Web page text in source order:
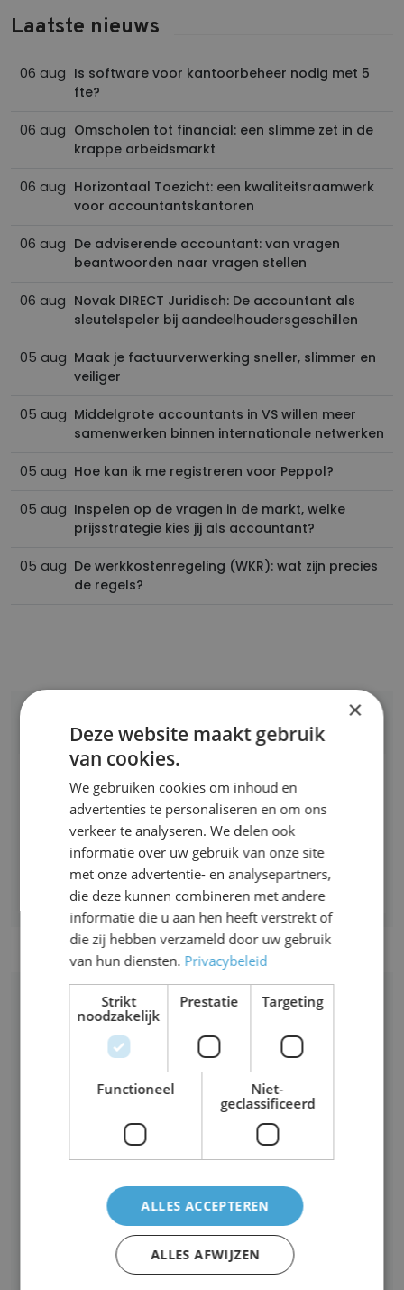
Laatste nieuws
06 aug Is software voor kantoorbeheer nodig met 5
fte?
06 aug Omscholen tot financial: een slimme zet in de
krappe arbeidsmarkt
06 aug Horizontaal Toezicht: een kwaliteitsraamwerk
voor accountantskantoren
06 aug De adviserende accountant: van vragen
beantwoorden naar vragen stellen
06 aug Novak DIRECT Juridisch: De accountant als
sleutelspeler bij aandeelhoudersgeschillen
05 aug Maak je factuurverwerking sneller, slimmer en
veiliger
05 aug Middelgrote accountants in VS willen meer
samenwerken binnen internationale netwerken
05 aug Hoe kan ik me registreren voor Peppol?
05 aug Inspelen op de vragen in de markt, welke
prijsstrategie kies jij als accountant?
05 aug De werkkostenregeling (WKR): wat zijn precies
de regels?
Om mee te kunnen praten, moet u ingelogd zijn.
Heeft u al een account? Dan kunt u
Inloggen
Heeft u nog geen account?
Maak dan een
account aan
Partners van AccountancyWorld
×
Deze website maakt gebruik
van cookies.
We gebruiken cookies om inhoud en
advertenties te personaliseren en om ons
verkeer te analyseren. We delen ook
informatie over uw gebruik van onze site
met onze advertentie- en analysepartners,
die deze kunnen combineren met andere
informatie die u aan hen heeft verstrekt of
die zij hebben verzameld door uw gebruik
van hun diensten. Privacybeleid
Strikt
noodzakelijk
Prestatie Targeting
Functioneel
Niet-
geclassificeerd
ALLES ACCEPTEREN
ALLES AFWIJZEN